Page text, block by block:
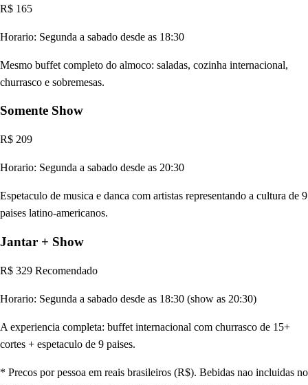
R$ 165
Horario: Segunda a sabado desde as 18:30
Mesmo buffet completo do almoco: saladas, cozinha internacional,
churrasco e sobremesas.
Somente Show
R$ 209
Horario: Segunda a sabado desde as 20:30
Espetaculo de musica e danca com artistas representando a cultura de 9
paises latino-americanos.
Jantar + Show
R$ 329 Recomendado
Horario: Segunda a sabado desde as 18:30 (show as 20:30)
A experiencia completa: buffet internacional com churrasco de 15+
cortes + espetaculo de 9 paises.
* Precos por pessoa em reais brasileiros (R$). Bebidas nao incluidas no